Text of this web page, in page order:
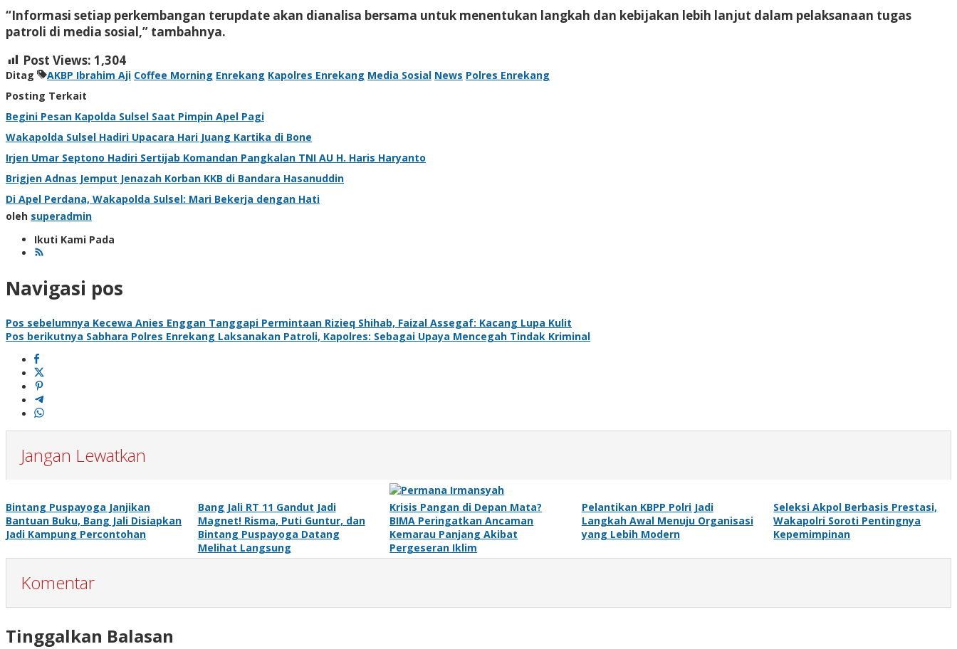
“Informasi setiap perkembangan terupdate akan dianalisa bersama untuk menentukan langkah dan kebijakan lebih lanjut dalam pelaksanaan tugas
patroli di media sosial,” tambahnya.
Post Views: 1,304
Ditag AKBP Ibrahim Aji Coffee Morning Enrekang Kapolres Enrekang Media Sosial News Polres Enrekang
Posting Terkait
Begini Pesan Kapolda Sulsel Saat Pimpin Apel Pagi
Wakapolda Sulsel Hadiri Upacara Hari Juang Kartika di Bone
Irjen Umar Septono Hadiri Sertijab Komandan Pangkalan TNI AU H. Haris Haryanto
Brigjen Adnas Jemput Jenazah Korban KKB di Bandara Hasanuddin
Di Apel Perdana, Wakapolda Sulsel: Mari Bekerja dengan Hati
oleh superadmin
Ikuti Kami Pada
Navigasi pos
Pos sebelumnya Kecewa Anies Enggan Tanggapi Permintaan Rizieq Shihab, Faizal Assegaf: Kacang Lupa Kulit
Pos berikutnya Sabhara Polres Enrekang Laksanakan Patroli, Kapolres: Sebagai Upaya Mencegah Tindak Kriminal
Jangan Lewatkan
Bintang Puspayoga Janjikan
Bantuan Buku, Bang Jali Disiapkan
Jadi Kampung Percontohan
Bang Jali RT 11 Gandut Jadi
Magnet! Risma, Puti Guntur, dan
Bintang Puspayoga Datang
Melihat Langsung
Krisis Pangan di Depan Mata?
BIMA Peringatkan Ancaman
Kemarau Panjang Akibat
Pergeseran Iklim
Pelantikan KBPP Polri Jadi
Langkah Awal Menuju Organisasi
yang Lebih Modern
Seleksi Akpol Berbasis Prestasi,
Wakapolri Soroti Pentingnya
Kepemimpinan
Komentar
Tinggalkan Balasan